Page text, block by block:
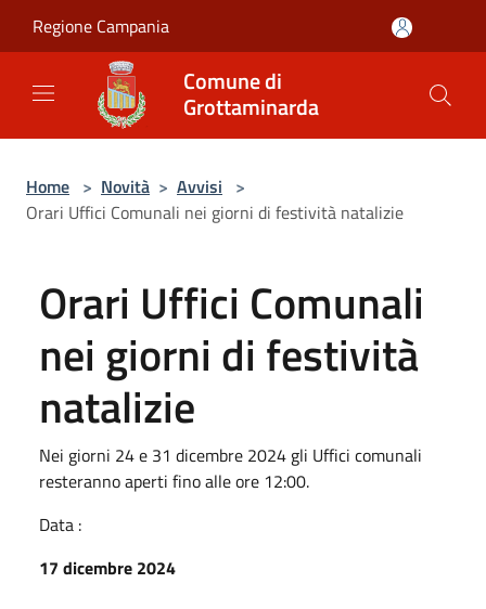
Regione Campania
Comune di
Grottaminarda
Home > Novità > Avvisi >
Orari Uffici Comunali nei giorni di festività natalizie
Orari Uffici Comunali
nei giorni di festività
natalizie
Nei giorni 24 e 31 dicembre 2024 gli Uffici comunali
resteranno aperti fino alle ore 12:00.
Data :
17 dicembre 2024